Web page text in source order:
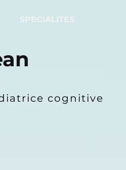
SPECIALITES
cognitive